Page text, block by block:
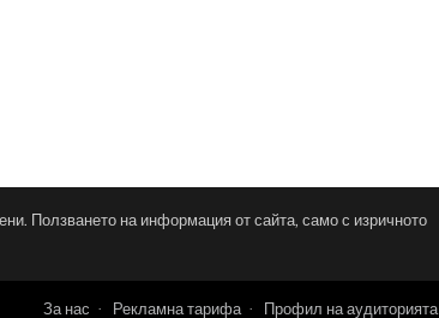
Ползването на информация от сайта, само с изричното
За нас Рекламна тарифа Профил на аудиторията